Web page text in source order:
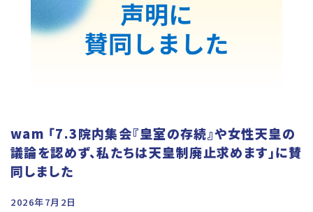
wam 「7.3院内集会『皇室の存続』や女性天皇の
議論を認めず、私たちは天皇制廃止求めます」に賛
同しました
2026年7月2日